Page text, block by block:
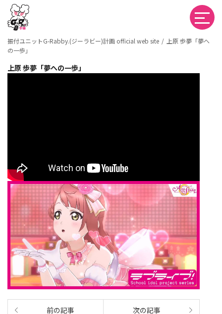
振付ユニットG-Rabby.(ジーラビー)計画 official web site
上原 歩夢「夢へ
の一歩」
上原 歩夢「夢への一歩」